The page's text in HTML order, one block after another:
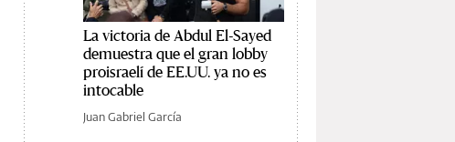
La victoria de Abdul El-Sayed
demuestra que el gran lobby
proisraelí de EE.UU. ya no es
intocable
Juan Gabriel García